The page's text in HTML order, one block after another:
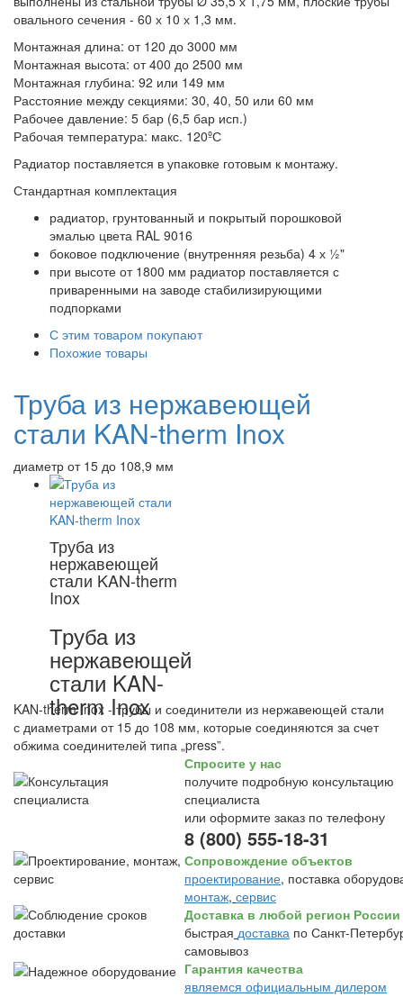
овального сечения - 60 х 10 х 1,3 мм.
Монтажная длина: от 120 до 3000 мм
Монтажная высота: от 400 до 2500 мм
Монтажная глубина: 92 или 149 мм
Расстояние между секциями: 30, 40, 50 или 60 мм
Рабочее давление: 5 бар (6,5 бар исп.)
Рабочая температура: макс. 120ºС
Радиатор поставляется в упаковке готовым к монтажу.
Стандартная комплектация
радиатор, грунтованный и покрытый порошковой
эмалью цвета RAL 9016
боковое подключение (внутренняя резьба) 4 х ½"
при высоте от 1800 мм радиатор поставляется с
приваренными на заводе стабилизирующими
подпорками
С этим товаром покупают
Похожие товары
Труба из нержавеющей
стали KAN-therm Inox
диаметр от 15 до 108,9 мм
Труба из
нержавеющей
стали KAN-therm
Inox
Труба из
нержавеющей
стали KAN-
therm Inox
KAN-therm Inox - трубы и соединители из нержавеющей стали
с диаметрами от 15 до 108 мм, которые соединяются за счет
обжима соединителей типа „press”.
Спросите у нас
получите подробную консультацию
специалиста
или оформите заказ по телефону
8 (800) 555-18-31
Сопровождение объектов
проектирование, поставка
монтаж, сервис
Доставка в любой регион России
быстрая доставка по Санкт-
самовывоз
Гарантия качества
являемся официальным дилером